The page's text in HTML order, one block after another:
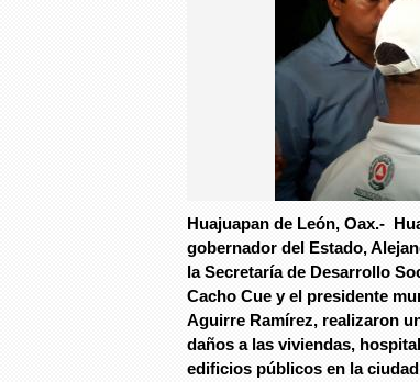
Huajuapan de León, Oax.-
gobernador del Estado,
la Secretaría de Desarrollo
Cacho Cue y el presidente
Aguirre Ramírez, realizaron
daños a las viviendas,
edificios públicos en la